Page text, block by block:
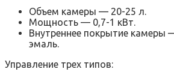
Объем камеры — 20-25 л.
Мощность — 0,7-1 кВт.
Внутреннее покрытие камеры
эмаль.
Управление трех типов: